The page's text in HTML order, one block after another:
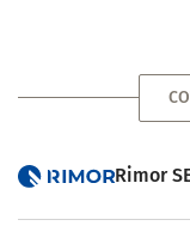
Rimor